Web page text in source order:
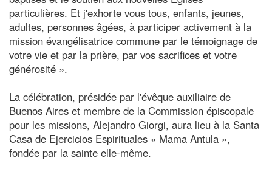
particulières. Et j'exhorte vous tous, enfants, jeunes,
adultes, personnes âgées, à participer activement à la
mission évangélisatrice commune par le témoignage de
votre vie et par la prière, par vos sacrifices et votre
générosité ».
La célébration, présidée par l'évêque auxiliaire de
Buenos Aires et membre de la Commission épiscopale
pour les missions, Alejandro Giorgi, aura lieu à la Santa
Casa de Ejercicios Espirituales « Mama Antula »,
fondée par la sainte elle-même.